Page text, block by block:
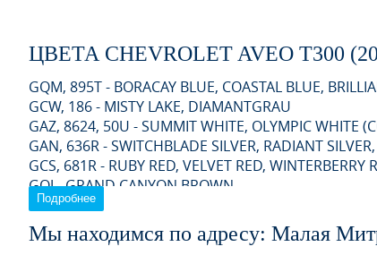
ЦВЕТА CHEVROLET AVEO T300
GQM, 895T - BORACAY BLUE, COASTAL BLUE,
GCW, 186 - MISTY LAKE, DIAMANTGRAU
GAZ, 8624, 50U - SUMMIT WHITE, OLYMPIC WHITE
GAN, 636R - SWITCHBLADE SILVER, RADIANT
GCS, 681R - RUBY RED, VELVET RED, WINTERBERRY
GQJ - GRAND CANYON BROWN
GAR, 501Q, 04Y - CARBON FLASH, BLACK ICE, BLACK
GYM, 205V - SATIN STEEL GREY
GGE, 73L - SUPER RED (СОЛИД)
Подробнее
Мы находимся по адресу: Малая